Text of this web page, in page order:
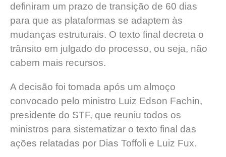
definiram um prazo de transição de 60 dias
para que as plataformas se adaptem às
mudanças estruturais. O texto final decreta o
trânsito em julgado do processo, ou seja, não
cabem mais recursos.
A decisão foi tomada após um almoço
convocado pelo ministro Luiz Edson Fachin,
presidente do STF, que reuniu todos os
ministros para sistematizar o texto final das
ações relatadas por Dias Toffoli e Luiz Fux.